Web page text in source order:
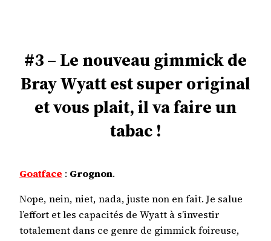
#3 – Le nouveau gimmick de
Bray Wyatt est super original
et vous plait, il va faire un
tabac !
Goatface : Grognon.
Nope, nein, niet, nada, juste non en fait. Je salue
l’effort et les capacités de Wyatt à s’investir
totalement dans ce genre de gimmick foireuse,